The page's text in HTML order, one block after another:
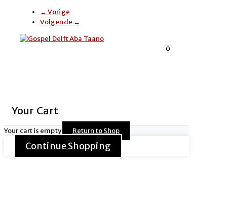
← Vorige
Volgende →
0
Your Cart
Your cart is empty Return to Shop
Continue Shopping